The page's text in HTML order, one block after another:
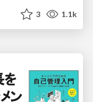
3 1.1k